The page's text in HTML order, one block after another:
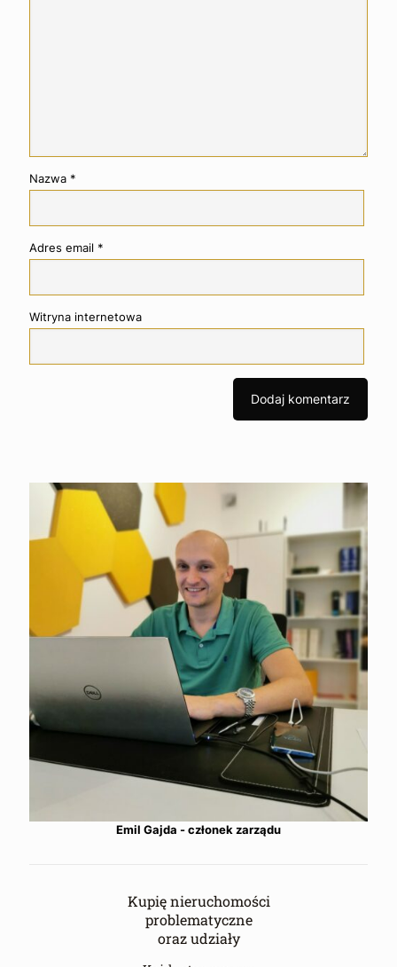
Nazwa *
Adres email *
Witryna internetowa
Emil Gajda - członek zarządu
Kupię nieruchomości
problematyczne
oraz udziały